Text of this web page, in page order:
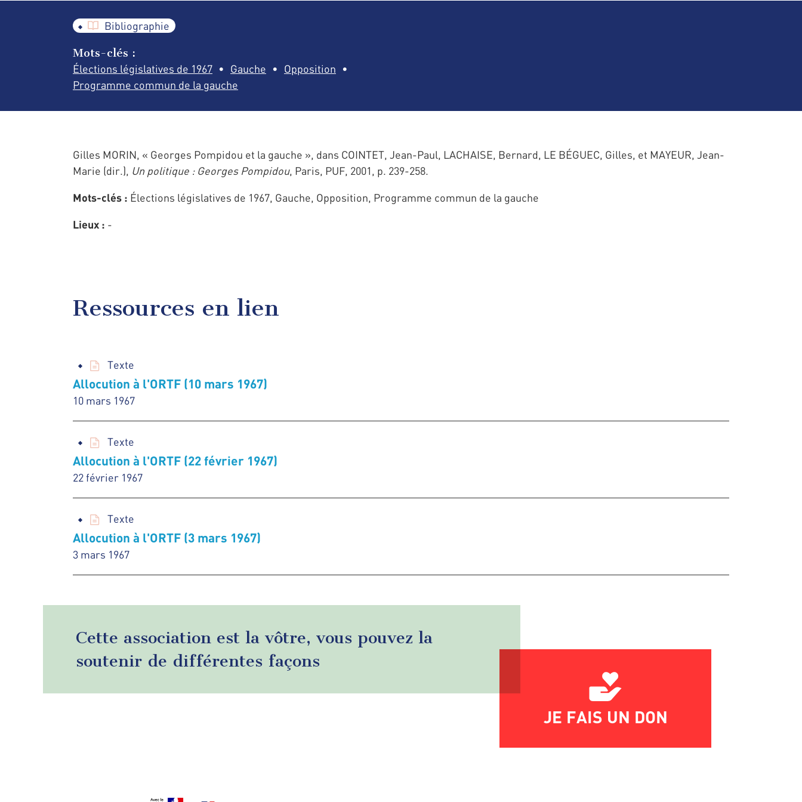
Bibliographie
Mots-clés :
Élections législatives de 1967 Gauche
Opposition
Programme commun de la gauche
Gilles MORIN, « Georges Pompidou et la gauche », dans COINTET, Jean-Paul, LACHAISE, Bernard, LE BÉGUEC, Gilles, et MAYEUR, Jean-
Marie (dir.), Un politique : Georges Pompidou, Paris, PUF, 2001, p. 239-258.
Mots-clés : Élections législatives de 1967, Gauche, Opposition, Programme commun de la gauche
Lieux : -
Ressources en lien
Texte
Allocution à l'ORTF (10 mars 1967)
10 mars 1967
Texte
Allocution à l'ORTF (22 février 1967)
22 février 1967
Texte
Allocution à l'ORTF (3 mars 1967)
3 mars 1967
Cette association est la vôtre, vous pouvez la
soutenir de différentes façons
JE FAIS UN DON